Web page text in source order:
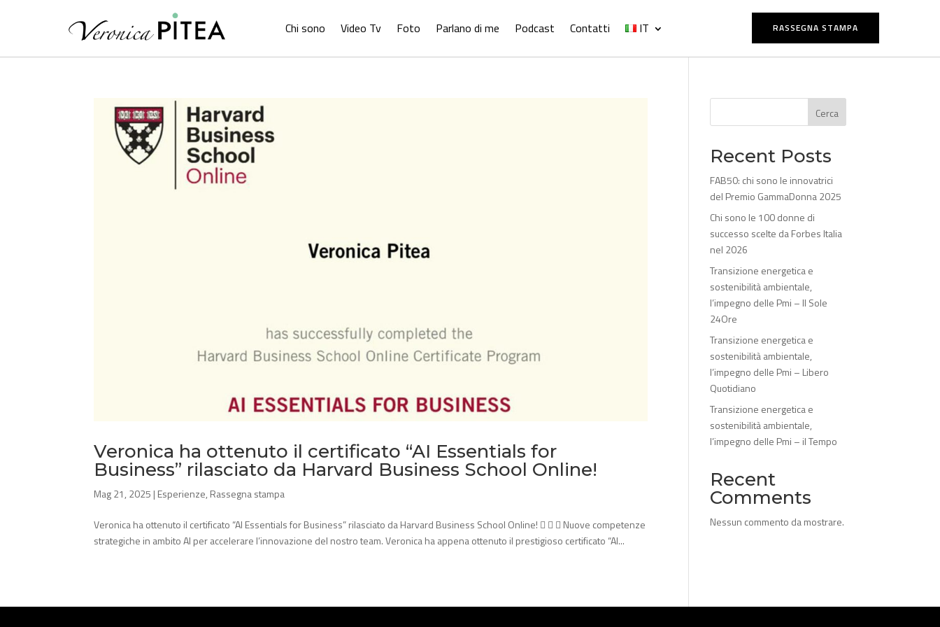
Chi sono Video Tv Foto Parlano di me Podcast Contatti IT RASSEGNA STAMPA
Veronica ha ottenuto il certificato “AI Essentials for
Business” rilasciato da Harvard Business School Online!
Mag 21, 2025 | Esperienze, Rassegna stampa
Veronica ha ottenuto il certificato “AI Essentials for Business” rilasciato da Harvard Business School Online!    Nuove competenze
strategiche in ambito AI per accelerare l’innovazione del nostro team. Veronica ha appena ottenuto il prestigioso certificato “AI...
Cerca
Recent Posts
FAB50: chi sono le innovatrici
del Premio GammaDonna 2025
Chi sono le 100 donne di
successo scelte da Forbes Italia
nel 2026
Transizione energetica e
sostenibilità ambientale,
l’impegno delle Pmi – Il Sole
24Ore
Transizione energetica e
sostenibilità ambientale,
l’impegno delle Pmi – Libero
Quotidiano
Transizione energetica e
sostenibilità ambientale,
l’impegno delle Pmi – il Tempo
Recent
Comments
Nessun commento da mostrare.